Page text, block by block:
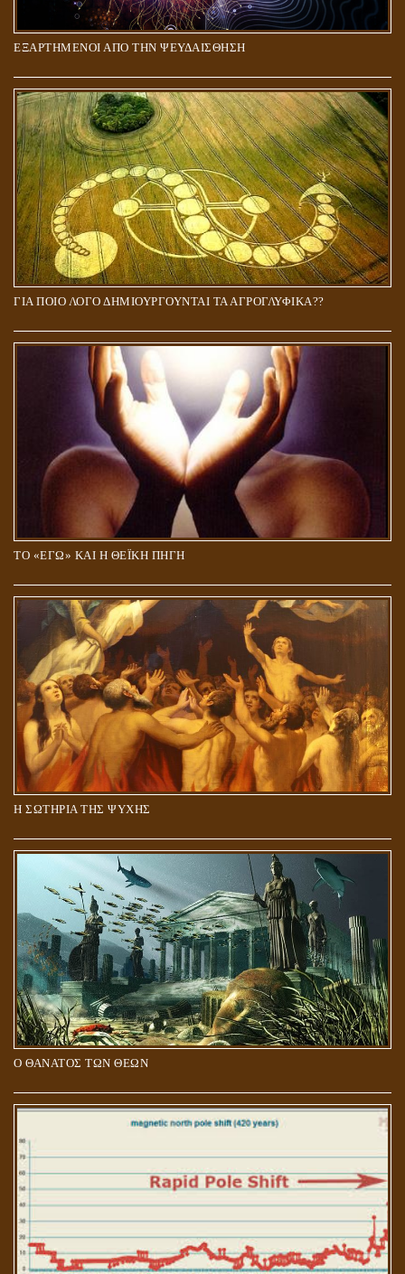
ΕΞΑΡΤΗΜΕΝΟΙ ΑΠΟ ΤΗΝ ΨΕΥΔΑΙΣΘΗΣΗ
ΓΙΑ ΠΟΙΟ ΛΟΓΟ ΔΗΜΙΟΥΡΓΟΥΝΤΑΙ ΤΑ ΑΓΡΟΓΛΥΦΙΚΑ??
ΤΟ «ΕΓΩ» ΚΑΙ Η ΘΕΪΚΗ ΠΗΓΗ
Η ΣΩΤΗΡΙΑ ΤΗΣ ΨΥΧΗΣ
Ο ΘΑΝΑΤΟΣ ΤΩΝ ΘΕΩΝ